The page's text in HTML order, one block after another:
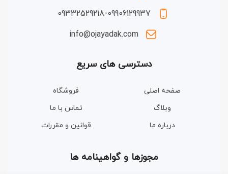
09332529218-09906129937
info@ojayadak.com
دسترسی های سریع
صفحه اصلی
فروشگاه
وبلاگ
تماس با ما
درباره ما
قوانین و مقررات
مجوزها و گواهینامه ها